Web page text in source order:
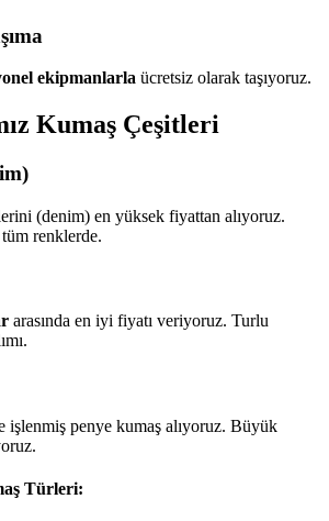
ekipmanlarla ücretsiz olarak taşıyoruz.
Kumaş Çeşitleri
(denim) en yüksek fiyattan alıyoruz.
renklerde.
arasında en iyi fiyatı veriyoruz. Turlu
işlenmiş penye kumaş alıyoruz. Büyük
Türleri: